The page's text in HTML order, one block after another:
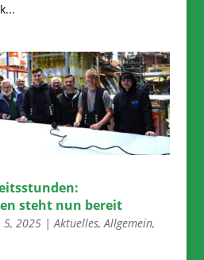
steht nun bereit
5, 2025| Aktuelles, Allgemein,